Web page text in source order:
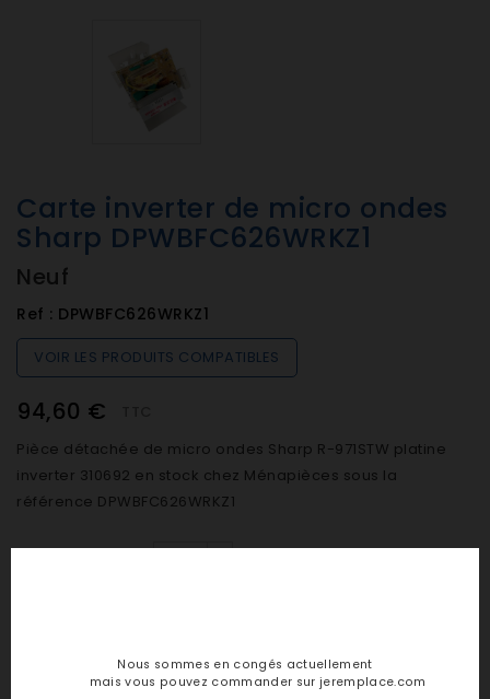
Carte inverter de micro ondes
Sharp DPWBFC626WRKZ1
Neuf
Ref : DPWBFC626WRKZ1
VOIR LES PRODUITS COMPATIBLES
94,60 €
Pièce détachée de micro ondes Sharp R-971STW platine
inverter 310692 en stock chez Ménapièces sous la
référence DPWBFC626WRKZ1
Nous sommes en congés actuellement
mais vous pouvez commander sur jeremplace.com